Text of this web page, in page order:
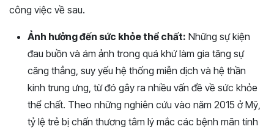
công việc về sau.
Ảnh hưởng đến sức khỏe thể chất: Những sự kiện
đau buồn và ám ảnh trong quá khứ làm gia tăng sự
căng thẳng, suy yếu hệ thống miễn dịch và hệ thần
kinh trung ưng, từ đó gây ra nhiều vấn đề về sức khỏe
thể chất. Theo những nghiên cứu vào năm 2015 ở Mỹ,
tỷ lệ trẻ bị chấn thương tâm lý mắc các bệnh mãn tính